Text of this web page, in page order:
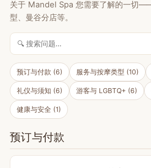
关于 Mandel Spa 您需要了解的一切
型、曼谷分店等。
预订与付款 (6) 服务与按摩类型 (10)
礼仪与须知 (6) 游客与 LGBTQ+ (6)
健康与安全 (1)
预订与付款